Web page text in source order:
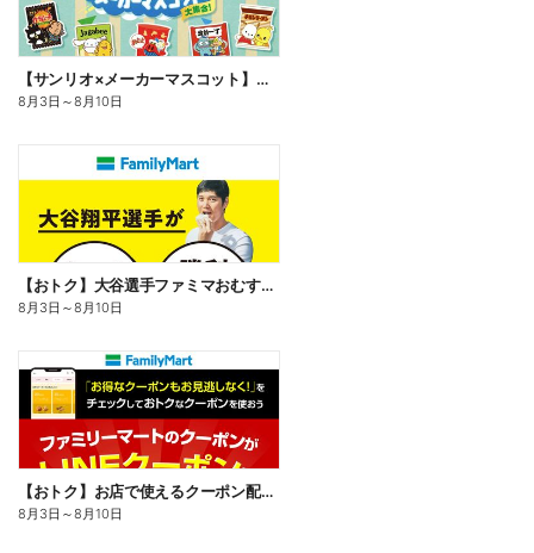
【サンリオ×メーカーマスコット】オリジナルグッズ貰える!
8月3日 ～8月10日
【おトク】大谷選手ファミマおむすび割
8月3日 ～8月10日
【おトク】お店で使えるクーポン配信中
8月3日 ～8月10日